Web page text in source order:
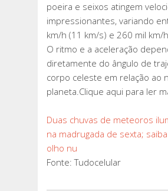
poeira e seixos atingem
impressionantes, variando
km/h (11 km/s) e 260 mil km/
O ritmo e a aceleração
diretamente do ângulo de
corpo celeste em relação ao
planeta.Clique aqui para ler
Duas chuvas de meteoros
na madrugada de sexta;
olho nu
Fonte: Tudocelular